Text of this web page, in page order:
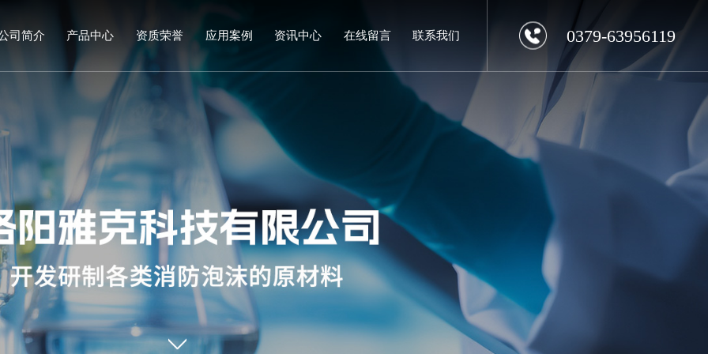
司简介 产品中心 资质荣誉 应用案例 资讯中心 在线留言 联系我们 0379-63956119